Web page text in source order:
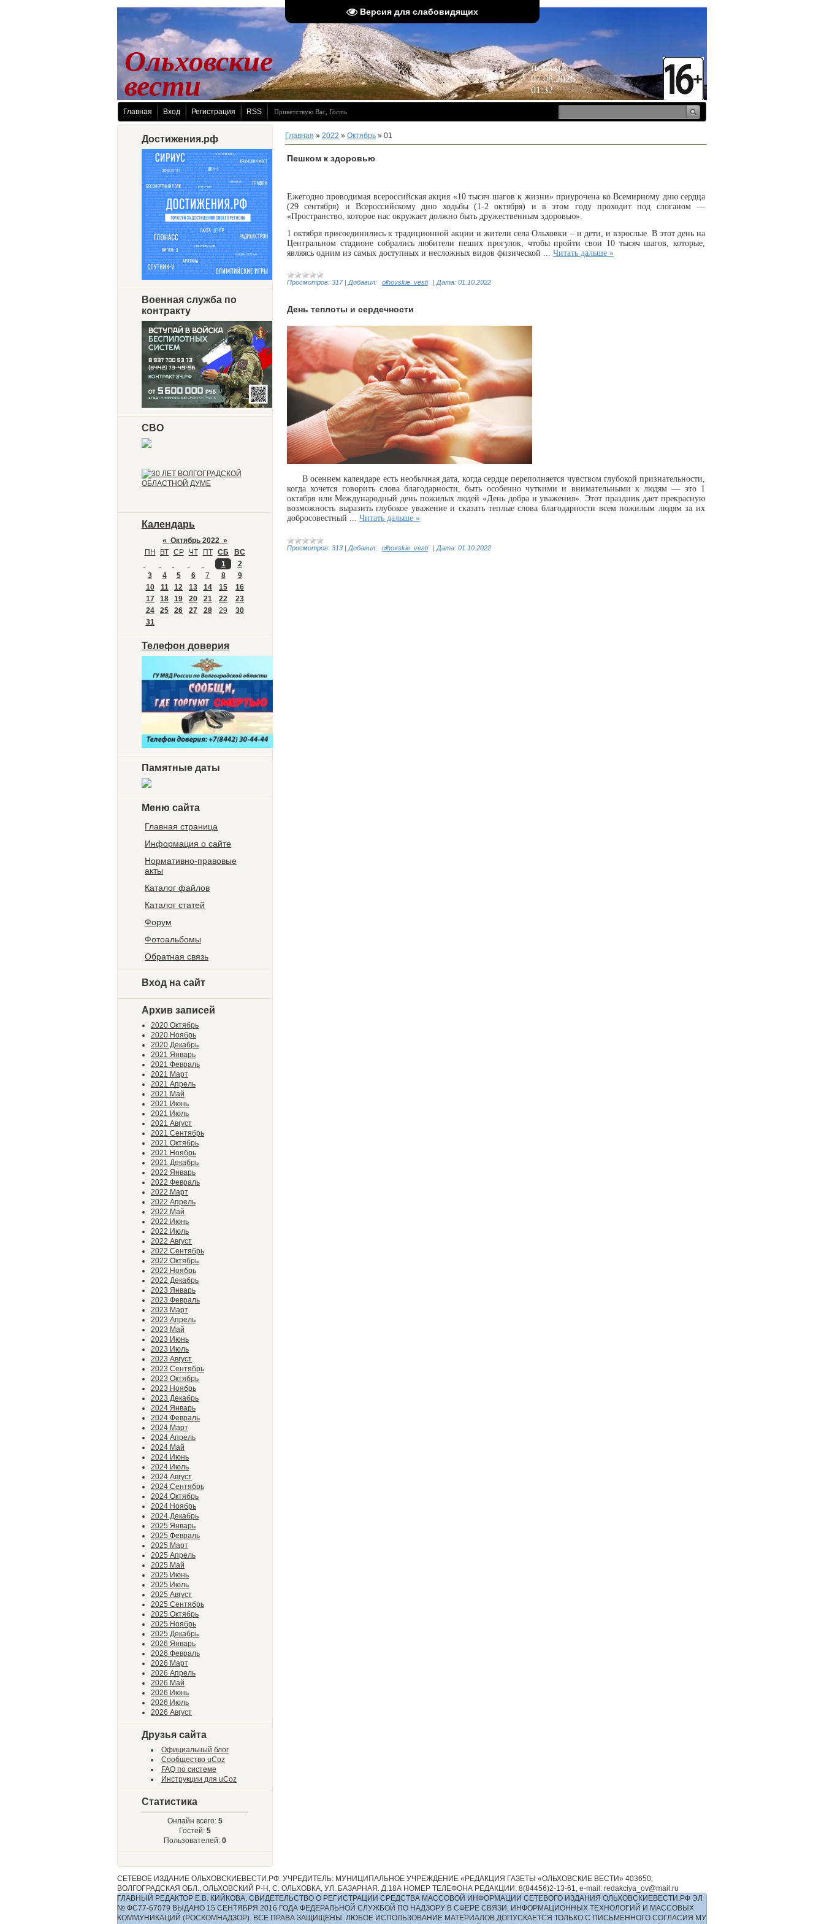
Версия для слабовидящих
Пятница
07.08.2026
01:32
Ольховские
вести
Главная Вход Регистрация RSS Приветствую Вас Гость
Достижения.рф
Военная служба по
контракту
СВО
Календарь
« Октябрь 2022 »
ПН
ВТ СР ЧТ ПТ СБ
ВС
1
2
3
4 5 6 7 8
9
10
11 12 13 14 15
16
17
18 19 20 21 22
23
24
25 26 27 28 29
30
31
Телефон доверия
Памятные даты
Меню сайта
Главная страница
Информация о сайте
Нормативно-правовые
акты
Каталог файлов
Каталог статей
Форум
Фотоальбомы
Обратная связь
Вход на сайт
Архив записей
2020 Октябрь
2020 Ноябрь
2020 Декабрь
2021 Январь
2021 Февраль
2021 Март
2021 Апрель
2021 Май
2021 Июнь
2021 Июль
2021 Август
2021 Сентябрь
2021 Октябрь
2021 Ноябрь
2021 Декабрь
2022 Январь
2022 Февраль
2022 Март
2022 Апрель
2022 Май
2022 Июнь
2022 Июль
2022 Август
2022 Сентябрь
2022 Октябрь
2022 Ноябрь
2022 Декабрь
2023 Январь
2023 Февраль
2023 Март
2023 Апрель
2023 Май
2023 Июнь
2023 Июль
2023 Август
2023 Сентябрь
2023 Октябрь
2023 Ноябрь
2023 Декабрь
2024 Январь
2024 Февраль
2024 Март
2024 Апрель
2024 Май
2024 Июнь
2024 Июль
2024 Август
2024 Сентябрь
2024 Октябрь
2024 Ноябрь
2024 Декабрь
2025 Январь
2025 Февраль
2025 Март
2025 Апрель
2025 Май
2025 Июнь
2025 Июль
2025 Август
2025 Сентябрь
2025 Октябрь
2025 Ноябрь
2025 Декабрь
2026 Январь
2026 Февраль
2026 Март
2026 Апрель
2026 Май
2026 Июнь
2026 Июль
2026 Август
Друзья сайта
Официальный блог
Сообщество uCoz
FAQ по системе
Инструкции для uCoz
Статистика
Онлайн всего: 5
Гостей: 5
Пользователей: 0
Главная » 2022 » Октябрь » 01
Пешком к здоровью
Ежегодно проводимая всероссийская акция «10 тысяч шагов к жизни» приурочена ко Всемирному дню сердца
(29 сентября) и Всероссийскому дню ходьбы (1-2 октября) и в этом году проходит под слоганом —
«Пространство, которое нас окружает должно быть дружественным здоровью».
1 октября присоединились к традиционной акции и жители села Ольховки – и дети, и взрослые. В этот день на
Центральном стадионе собрались любители пеших прогулок, чтобы пройти свои 10 тысяч шагов, которые,
являясь одним из самых доступных и несложных видов физической ... Читать дальше »
Просмотров: 317 | Добавил: olhovskie_vesti | Дата: 01.10.2022
День теплоты и сердечности
В осеннем календаре есть необычная дата, когда сердце переполняется чувством глубокой признательности,
когда хочется говорить слова благодарности, быть особенно чуткими и внимательными к людям — это 1
октября или Международный день пожилых людей «День добра и уважения». Этот праздник дает прекрасную
возможность выразить глубокое уважение и сказать теплые слова благодарности всем пожилым людям за их
добросовестный ... Читать дальше »
Просмотров: 313 | Добавил: olhovskie_vesti | Дата: 01.10.2022
СЕТЕВОЕ ИЗДАНИЕ ОЛЬХОВСКИЕВЕСТИ.РФ. УЧРЕДИТЕЛЬ: МУНИЦИПАЛЬНОЕ УЧРЕЖДЕНИЕ «РЕДАКЦИЯ ГАЗЕТЫ «ОЛЬХОВСКИЕ ВЕСТИ» 403650,
ВОЛГОГРАДСКАЯ ОБЛ., ОЛЬХОВСКИЙ Р-Н, С. ОЛЬХОВКА, УЛ. БАЗАРНАЯ. Д.18А НОМЕР ТЕЛЕФОНА РЕДАКЦИИ: 8(84456)2-13-61, e-mail: redakciya_ov@mail.ru
ГЛАВНЫЙ РЕДАКТОР Е.В. КИЙКОВА. СВИДЕТЕЛЬСТВО О РЕГИСТРАЦИИ СРЕДСТВА МАССОВОЙ ИНФОРМАЦИИ СЕТЕВОГО ИЗДАНИЯ ОЛЬХОВСКИЕВЕСТИ.РФ ЭЛ
№ ФС77-67079 ВЫДАНО 15 СЕНТЯБРЯ 2016 ГОДА ФЕДЕРАЛЬНОЙ СЛУЖБОЙ ПО НАДЗОРУ В СФЕРЕ СВЯЗИ, ИНФОРМАЦИОННЫХ ТЕХНОЛОГИЙ И МАССОВЫХ
КОММУНИКАЦИЙ (РОСКОМНАДЗОР). ВСЕ ПРАВА ЗАЩИЩЕНЫ. ЛЮБОЕ ИСПОЛЬЗОВАНИЕ МАТЕРИАЛОВ ДОПУСКАЕТСЯ ТОЛЬКО С ПИСЬМЕННОГО СОГЛАСИЯ МУ